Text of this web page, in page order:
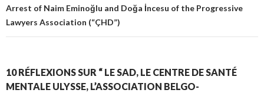
Arrest of Naim Eminoğlu and Doğa İncesu of the Progressive
Lawyers Association (“ÇHD”)
10 RÉFLEXIONS SUR “ LE SAD, LE CENTRE DE SANTÉ
MENTALE ULYSSE, L’ASSOCIATION BELGO-